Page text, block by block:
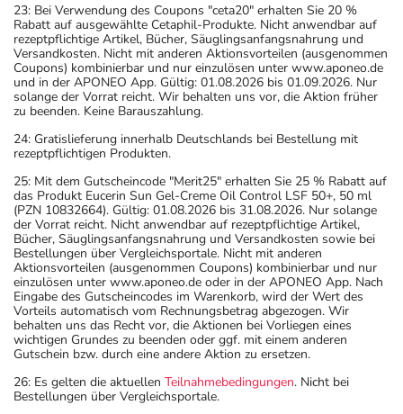
23: Bei Verwendung des Coupons "ceta20" erhalten Sie 20 %
Rabatt auf ausgewählte Cetaphil-Produkte. Nicht anwendbar auf
rezeptpflichtige Artikel, Bücher, Säuglingsanfangsnahrung und
Versandkosten. Nicht mit anderen Aktionsvorteilen (ausgenommen
Coupons) kombinierbar und nur einzulösen unter www.aponeo.de
und in der APONEO App. Gültig: 01.08.2026 bis 01.09.2026. Nur
solange der Vorrat reicht. Wir behalten uns vor, die Aktion früher
zu beenden. Keine Barauszahlung.
24: Gratislieferung innerhalb Deutschlands bei Bestellung mit
rezeptpflichtigen Produkten.
25: Mit dem Gutscheincode "Merit25" erhalten Sie 25 % Rabatt auf
das Produkt Eucerin Sun Gel-Creme Oil Control LSF 50+, 50 ml
(PZN 10832664). Gültig: 01.08.2026 bis 31.08.2026. Nur solange
der Vorrat reicht. Nicht anwendbar auf rezeptpflichtige Artikel,
Bücher, Säuglingsanfangsnahrung und Versandkosten sowie bei
Bestellungen über Vergleichsportale. Nicht mit anderen
Aktionsvorteilen (ausgenommen Coupons) kombinierbar und nur
einzulösen unter www.aponeo.de oder in der APONEO App. Nach
Eingabe des Gutscheincodes im Warenkorb, wird der Wert des
Vorteils automatisch vom Rechnungsbetrag abgezogen. Wir
behalten uns das Recht vor, die Aktionen bei Vorliegen eines
wichtigen Grundes zu beenden oder ggf. mit einem anderen
Gutschein bzw. durch eine andere Aktion zu ersetzen.
26: Es gelten die aktuellen Teilnahmebedingungen. Nicht bei
Bestellungen über Vergleichsportale.